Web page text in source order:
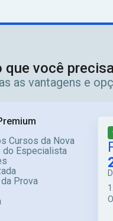
que você
as vantagens e
Cursos da Nova
do Especialista
Prova